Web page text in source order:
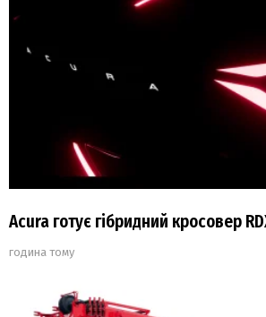
Acura готує гібридний кросовер
година тому